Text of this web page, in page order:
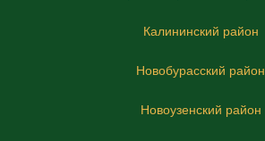
Калининский район
Новобурасский район
Новоузенский район